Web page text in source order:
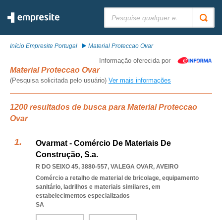
Início Empresite Portugal Material Proteccao Ovar
Informação oferecida por
Material Proteccao Ovar
(Pesquisa solicitada pelo usuário) Ver mais informações
1200 resultados de busca para Material Proteccao
Ovar
Ovarmat - Comércio De Materiais De
Construção, S.a.
R DO SEIXO 45, 3880-557, VALEGA OVAR, AVEIRO
Comércio a retalho de material de bricolage, equipamento
sanitário, ladrilhos e materiais similares, em
estabelecimentos especializados
SA